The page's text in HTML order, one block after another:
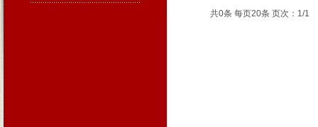
共0条 每页20条 页次：1/1